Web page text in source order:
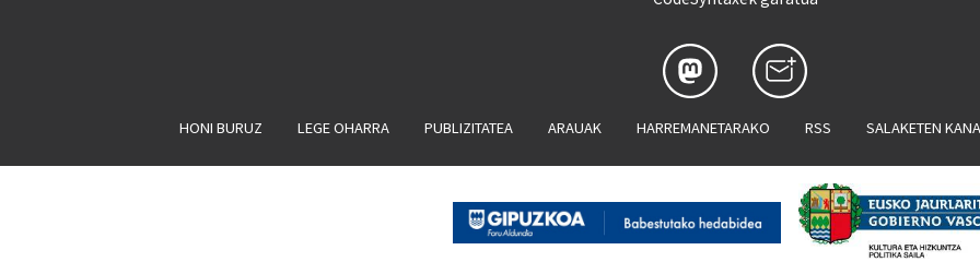
HONI BURUZ LEGE OHARRA PUBLIZITATEA ARAUAK HARREMANETARAKO RSS SALAKETEN